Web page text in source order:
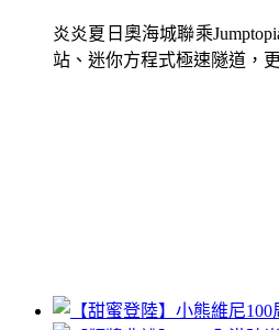
炎炎夏日奧海城聯乘
站、迷你方程式極速隧道，